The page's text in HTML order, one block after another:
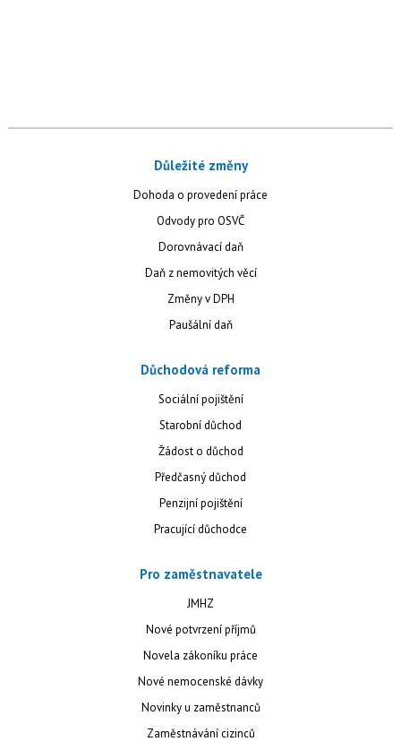
Důležité změny
Dohoda o provedení práce
Odvody pro OSVČ
Dorovnávací daň
Daň z nemovitých věcí
Změny v DPH
Paušální daň
Důchodová reforma
Sociální pojištění
Starobní důchod
Žádost o důchod
Předčasný důchod
Penzijní pojištění
Pracující důchodce
Pro zaměstnavatele
JMHZ
Nové potvrzení příjmů
Novela zákoníku práce
Nové nemocenské dávky
Novinky u zaměstnanců
Zaměstnávání cizinců